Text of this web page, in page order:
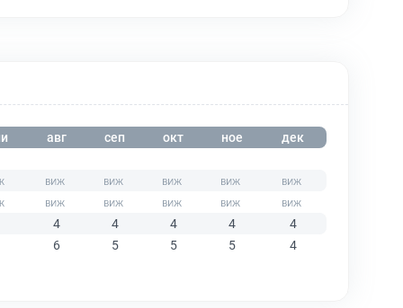
авг сеп окт ное дек
4 4 4 4
4
6
5 5 5 4